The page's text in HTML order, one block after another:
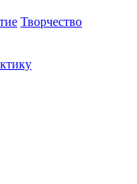
Творчество